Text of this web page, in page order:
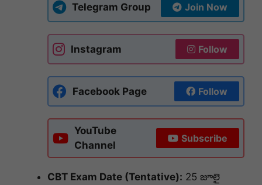
Telegram Group Join Now
Instagram Follow
Facebook Page Follow
YouTube
Channel
Subscribe
CBT Exam Date (Tentative): 25 జూలై